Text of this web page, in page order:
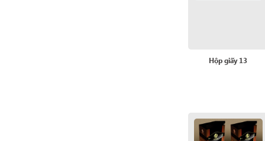
Hộp giấy 13